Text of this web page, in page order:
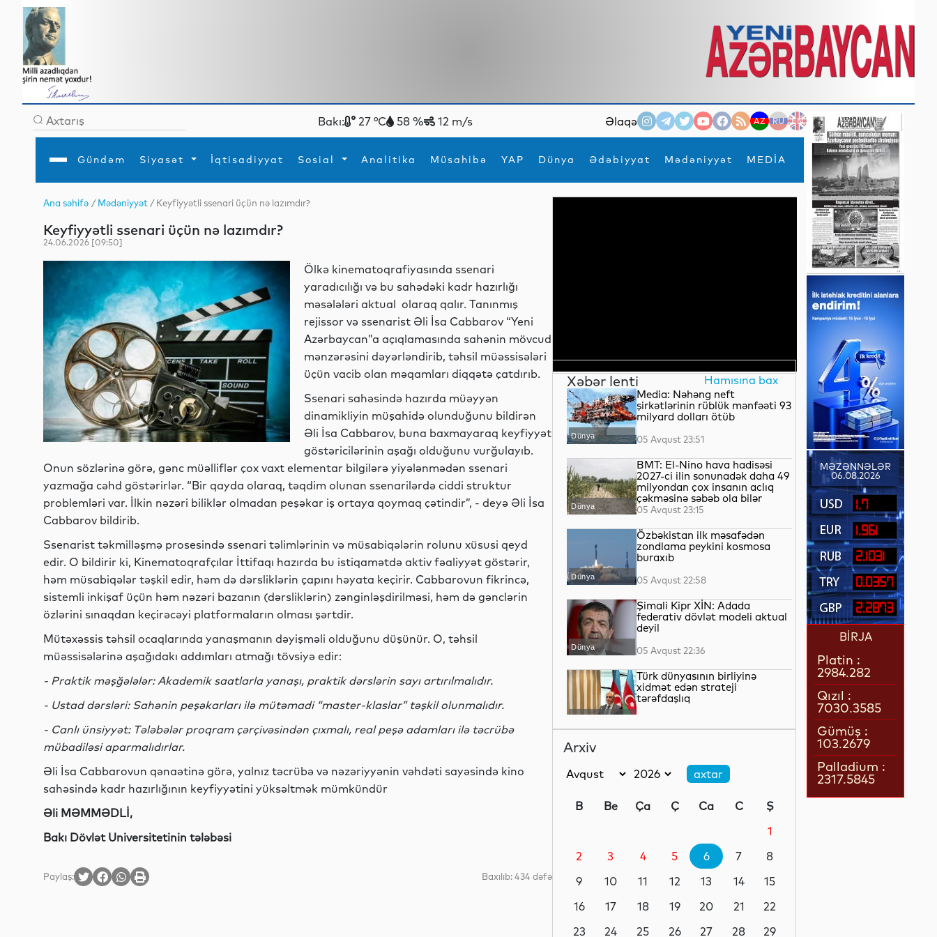
Bakı: 27 °C 58 % 12 m/s Əlaqə AZ RU EN
Gündəm Siyasət İqtisadiyyat Sosial Analitika Müsahibə YAP Dünya Ədəbiyyat Mədəniyyət MEDİA
×
Gündəm
İqtisadiyyat
Analitika
MEDİA
Xarici siyasətTurizm
Hadisə
Diaspor
Ana səhifə /Mədəniyyət / Keyfiyyətli ssenari üçün nə lazımdır?
Keyfiyyətli ssenari üçün nə lazımdır?
24.06.2026 [09:50]
Ölkə kinematoqrafiyasında ssenari
yaradıcılığı və bu sahədəki kadr hazırlığı
məsələləri aktual olaraq qalır. Tanınmış
rejissor və ssenarist Əli İsa Cabbarov “Yeni
Azərbaycan”a açıqlamasında sahənin mövcud
mənzərəsini dəyərləndirib, təhsil müəssisələri
üçün vacib olan məqamları diqqətə çatdırıb.
Ssenari sahəsində hazırda müəyyən
dinamikliyin müşahidə olunduğunu bildirən
Əli İsa Cabbarov, buna baxmayaraq keyfiyyət
göstəricilərinin aşağı olduğunu vurğulayıb.
Onun sözlərinə görə, gənc müəlliflər çox vaxt elementar bilgilərə yiyələnmədən ssenari
yazmağa cəhd göstərirlər. “Bir qayda olaraq, təqdim olunan ssenarilərdə ciddi struktur
problemləri var. İlkin nəzəri biliklər olmadan peşəkar iş ortaya qoymaq çətindir”, - deyə Əli İsa
Cabbarov bildirib.
Ssenarist təkmilləşmə prosesində ssenari təlimlərinin və müsabiqələrin rolunu xüsusi qeyd
edir. O bildirir ki, Kinematoqrafçılar İttifaqı hazırda bu istiqamətdə aktiv fəaliyyət göstərir,
həm müsabiqələr təşkil edir, həm də dərsliklərin çapını həyata keçirir. Cabbarovun fikrincə,
sistemli inkişaf üçün həm nəzəri bazanın (dərsliklərin) zənginləşdirilməsi, həm də gənclərin
özlərini sınaqdan keçirəcəyi platformaların olması şərtdir.
Mütəxəssis təhsil ocaqlarında yanaşmanın dəyişməli olduğunu düşünür. O, təhsil
müəssisələrinə aşağıdakı addımları atmağı tövsiyə edir:
- Praktik məşğələlər: Akademik saatlarla yanaşı, praktik dərslərin sayı artırılmalıdır.
- Ustad dərsləri: Sahənin peşəkarları ilə mütəmadi “master-klaslar” təşkil olunmalıdır.
- Canlı ünsiyyət: Tələbələr proqram çərçivəsindən çıxmalı, real peşə adamları ilə təcrübə
mübadiləsi aparmalıdırlar.
Əli İsa Cabbarovun qənaətinə görə, yalnız təcrübə və nəzəriyyənin vəhdəti sayəsində kino
sahəsində kadr hazırlığının keyfiyyətini yüksəltmək mümkündür
Əli MƏMMƏDLİ,
Bakı Dövlət Universitetinin tələbəsi
Paylaş: Baxılıb: 434 dəfə
Xəbər lenti Hamısına bax
Dünya
Media: Nəhəng neft
şirkətlərinin rüblük mənfəəti 93
milyard dolları ötüb
05 Avqust 23:51
Dünya
BMT: El-Nino hava hadisəsi
2027-ci ilin sonunadək daha 49
milyondan çox insanın aclıq
çəkməsinə səbəb ola bilər
05 Avqust 23:15
Dünya
Özbəkistan ilk məsafədən
zondlama peykini kosmosa
buraxıb
05 Avqust 22:58
Dünya
Şimali Kipr XİN: Adada
federativ dövlət modeli aktual
deyil
05 Avqust 22:36
YAP xəbərləri
Türk dünyasının birliyinə
xidmət edən strateji
tərəfdaşlıq
Dünya
təkzib edib
05 Avqust 21:57
İqtisadiyyat
Qızılın qiyməti 4200 dolları
05 Avqust 21:37
Arxiv
B Be Ça Ç Ca C
Ş
1
2
3 4 5 6 7
8
9
10 11 12 13 14
15
16
17 18 19 20 21
22
23
24 25 26 27 28
29
MƏZƏNNƏLƏR
06.08.2026
1.7
1.961
2.1031
0.0357
2.2873
BİRJA
Platin :
2984.282
Qızıl :
7030.3585
Gümüş :
103.2679
Palladium :
2317.5845